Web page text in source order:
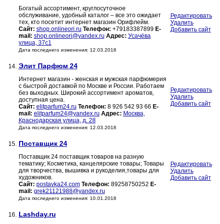
Богатый ассортимент, круглосуточное
обслуживание, удобный каталог – все это ожидает
тех, кто посетит интернет магазин Орифлейм.
Сайт: shop.onlineori.ru Телефон: +79183387899 E-
mail: shop.onlineori@yandex.ru Адрес: Усачёва
улица, 37с1
Дата последнего изменения: 12.03.2018
Редактировать
Удалить
Добавить сайт
14. Элит Парфюм 24
Интернет магазин - женская и мужская парфюмерия
с быстрой доставкой по Москве и России. Работаем
без выходных. Широкий ассортимент ароматов,
доступная цена.
Сайт: elitparfum24.ru Телефон: 8 926 542 93 66 E-
mail: elitparfum24@yandex.ru Адрес: Москва,
Краснодарская улица, д. 28
Дата последнего изменения: 12.03.2018
Редактировать
Удалить
Добавить сайт
15. Поставщик 24
Поставщик 24 поставщик товаров на разную
тематику; Косметика, канцелярские товары; Товары
для творчества, вышивка и рукоделия,товары для
художников.
Сайт: postavka24.com Телефон: 89258750252 E-
mail: grek21121988@yandex.ru
Дата последнего изменения: 10.01.2018
Редактировать
Удалить
Добавить сайт
16. Lashday.ru